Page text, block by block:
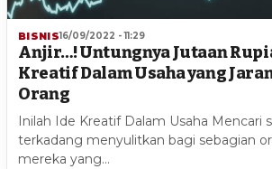
BISNIS16/09/2022 - 11:29
Anjir…! Untungnya Jutaan
Kreatif Dalam Usaha yang
Orang
Inilah Ide Kreatif Dalam Usaha Mencari
terkadang menyulitkan bagi sebagian
mereka yang…